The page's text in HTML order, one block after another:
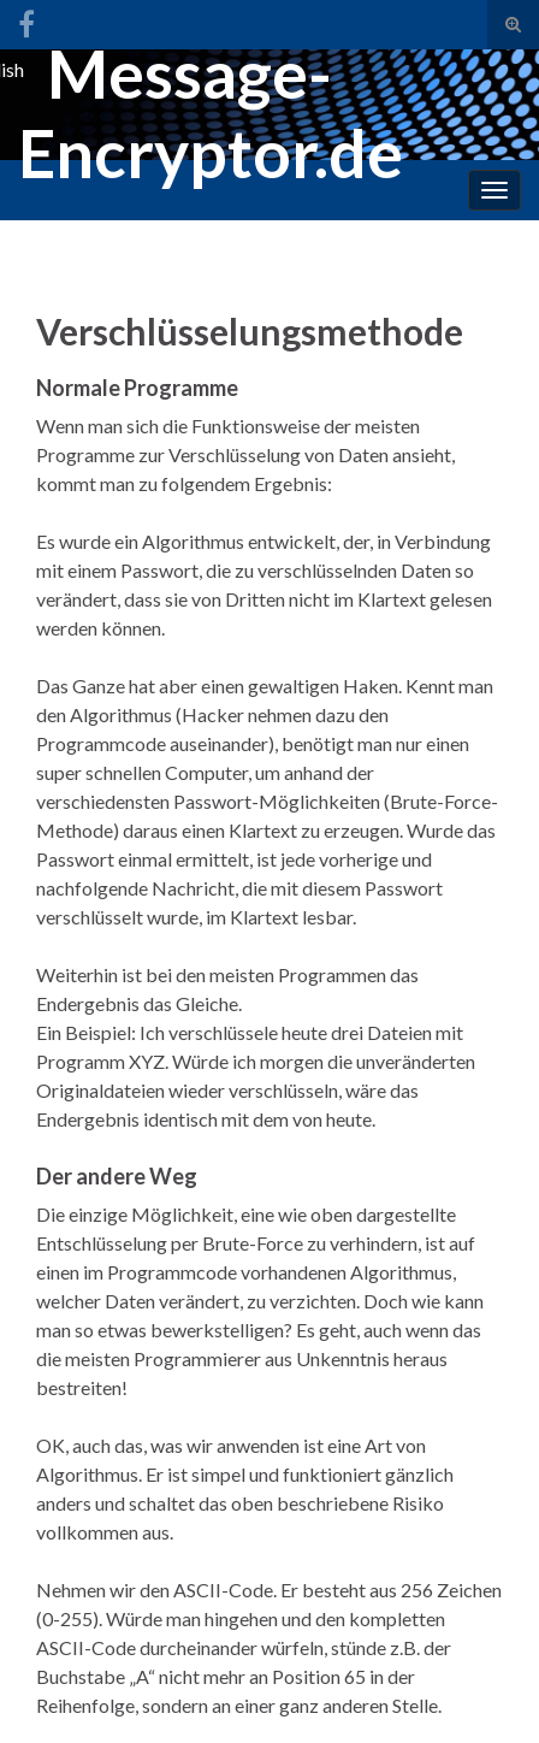
Search for:
Message-
Encryptor.de
Verschlüsselungsmethode
Normale Programme
Wenn man sich die Funktionsweise der meisten
Programme zur Verschlüsselung von Daten ansieht,
kommt man zu folgendem Ergebnis:
Es wurde ein Algorithmus entwickelt, der, in Verbindung
mit einem Passwort, die zu verschlüsselnden Daten so
verändert, dass sie von Dritten nicht im Klartext gelesen
werden können.
Das Ganze hat aber einen gewaltigen Haken. Kennt man
den Algorithmus (Hacker nehmen dazu den
Programmcode auseinander), benötigt man nur einen
super schnellen Computer, um anhand der
verschiedensten Passwort-Möglichkeiten (Brute-Force-
Methode) daraus einen Klartext zu erzeugen. Wurde das
Passwort einmal ermittelt, ist jede vorherige und
nachfolgende Nachricht, die mit diesem Passwort
verschlüsselt wurde, im Klartext lesbar.
Weiterhin ist bei den meisten Programmen das
Endergebnis das Gleiche.
Ein Beispiel: Ich verschlüssele heute drei Dateien mit
Programm XYZ. Würde ich morgen die unveränderten
Originaldateien wieder verschlüsseln, wäre das
Endergebnis identisch mit dem von heute.
Der andere Weg
Die einzige Möglichkeit, eine wie oben dargestellte
Entschlüsselung per Brute-Force zu verhindern, ist auf
einen im Programmcode vorhandenen Algorithmus,
welcher Daten verändert, zu verzichten. Doch wie kann
man so etwas bewerkstelligen? Es geht, auch wenn das
die meisten Programmierer aus Unkenntnis heraus
bestreiten!
OK, auch das, was wir anwenden ist eine Art von
Algorithmus. Er ist simpel und funktioniert gänzlich
anders und schaltet das oben beschriebene Risiko
vollkommen aus.
Nehmen wir den ASCII-Code. Er besteht aus 256 Zeichen
(0-255). Würde man hingehen und den kompletten
ASCII-Code durcheinander würfeln, stünde z.B. der
Buchstabe „A“ nicht mehr an Position 65 in der
Reihenfolge, sondern an einer ganz anderen Stelle.